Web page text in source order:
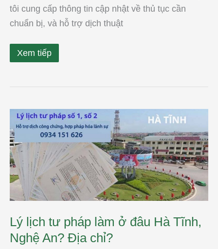
tôi cung cấp thông tin cập nhật về thủ tục cần
chuẩn bị, và hỗ trợ dịch thuật
Xem tiếp
Lý lịch tư pháp làm ở đâu Hà Tĩnh,
Nghệ An? Địa chỉ?
Lý
lịch
tư
làm
đâu
Hà
Tĩnh,
Nghệ
An?
chỉ?